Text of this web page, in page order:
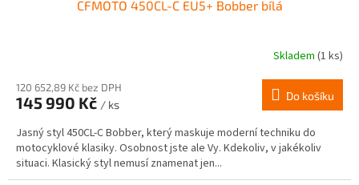
CFMOTO 450CL-C EU5+ Bobber bílá
Skladem (1 ks)
120 652,89 Kč bez DPH
145 990 Kč / ks
Do košíku
Jasný styl 450CL-C Bobber, který maskuje moderní techniku do
motocyklové klasiky. Osobnost jste ale Vy. Kdekoliv, v jakékoliv
situaci. Klasický styl nemusí znamenat jen...